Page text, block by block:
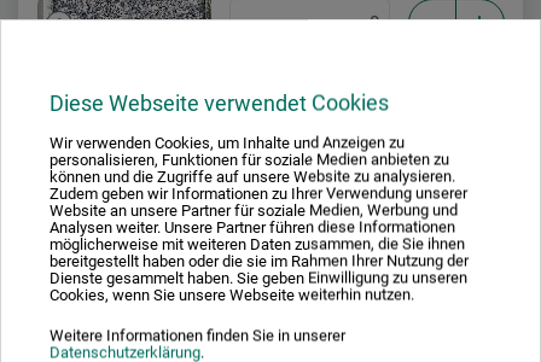
Diese Webseite verwendet Cookies
Wir verwenden Cookies, um Inhalte und Anzeigen zu
personalisieren, Funktionen für soziale Medien anbieten zu
können und die Zugriffe auf unsere Website zu analysieren.
Zudem geben wir Informationen zu Ihrer Verwendung unserer
Website an unsere Partner für soziale Medien, Werbung und
Analysen weiter. Unsere Partner führen diese Informationen
möglicherweise mit weiteren Daten zusammen, die Sie ihnen
bereitgestellt haben oder die sie im Rahmen Ihrer Nutzung der
Dienste gesammelt haben. Sie geben Einwilligung zu unseren
Cookies, wenn Sie unsere Webseite weiterhin nutzen.
Weitere Informationen finden Sie in unserer
Datenschutzerklärung.
1
Goldglitter 375 / 125 g ca. 7
1
Beschreibung